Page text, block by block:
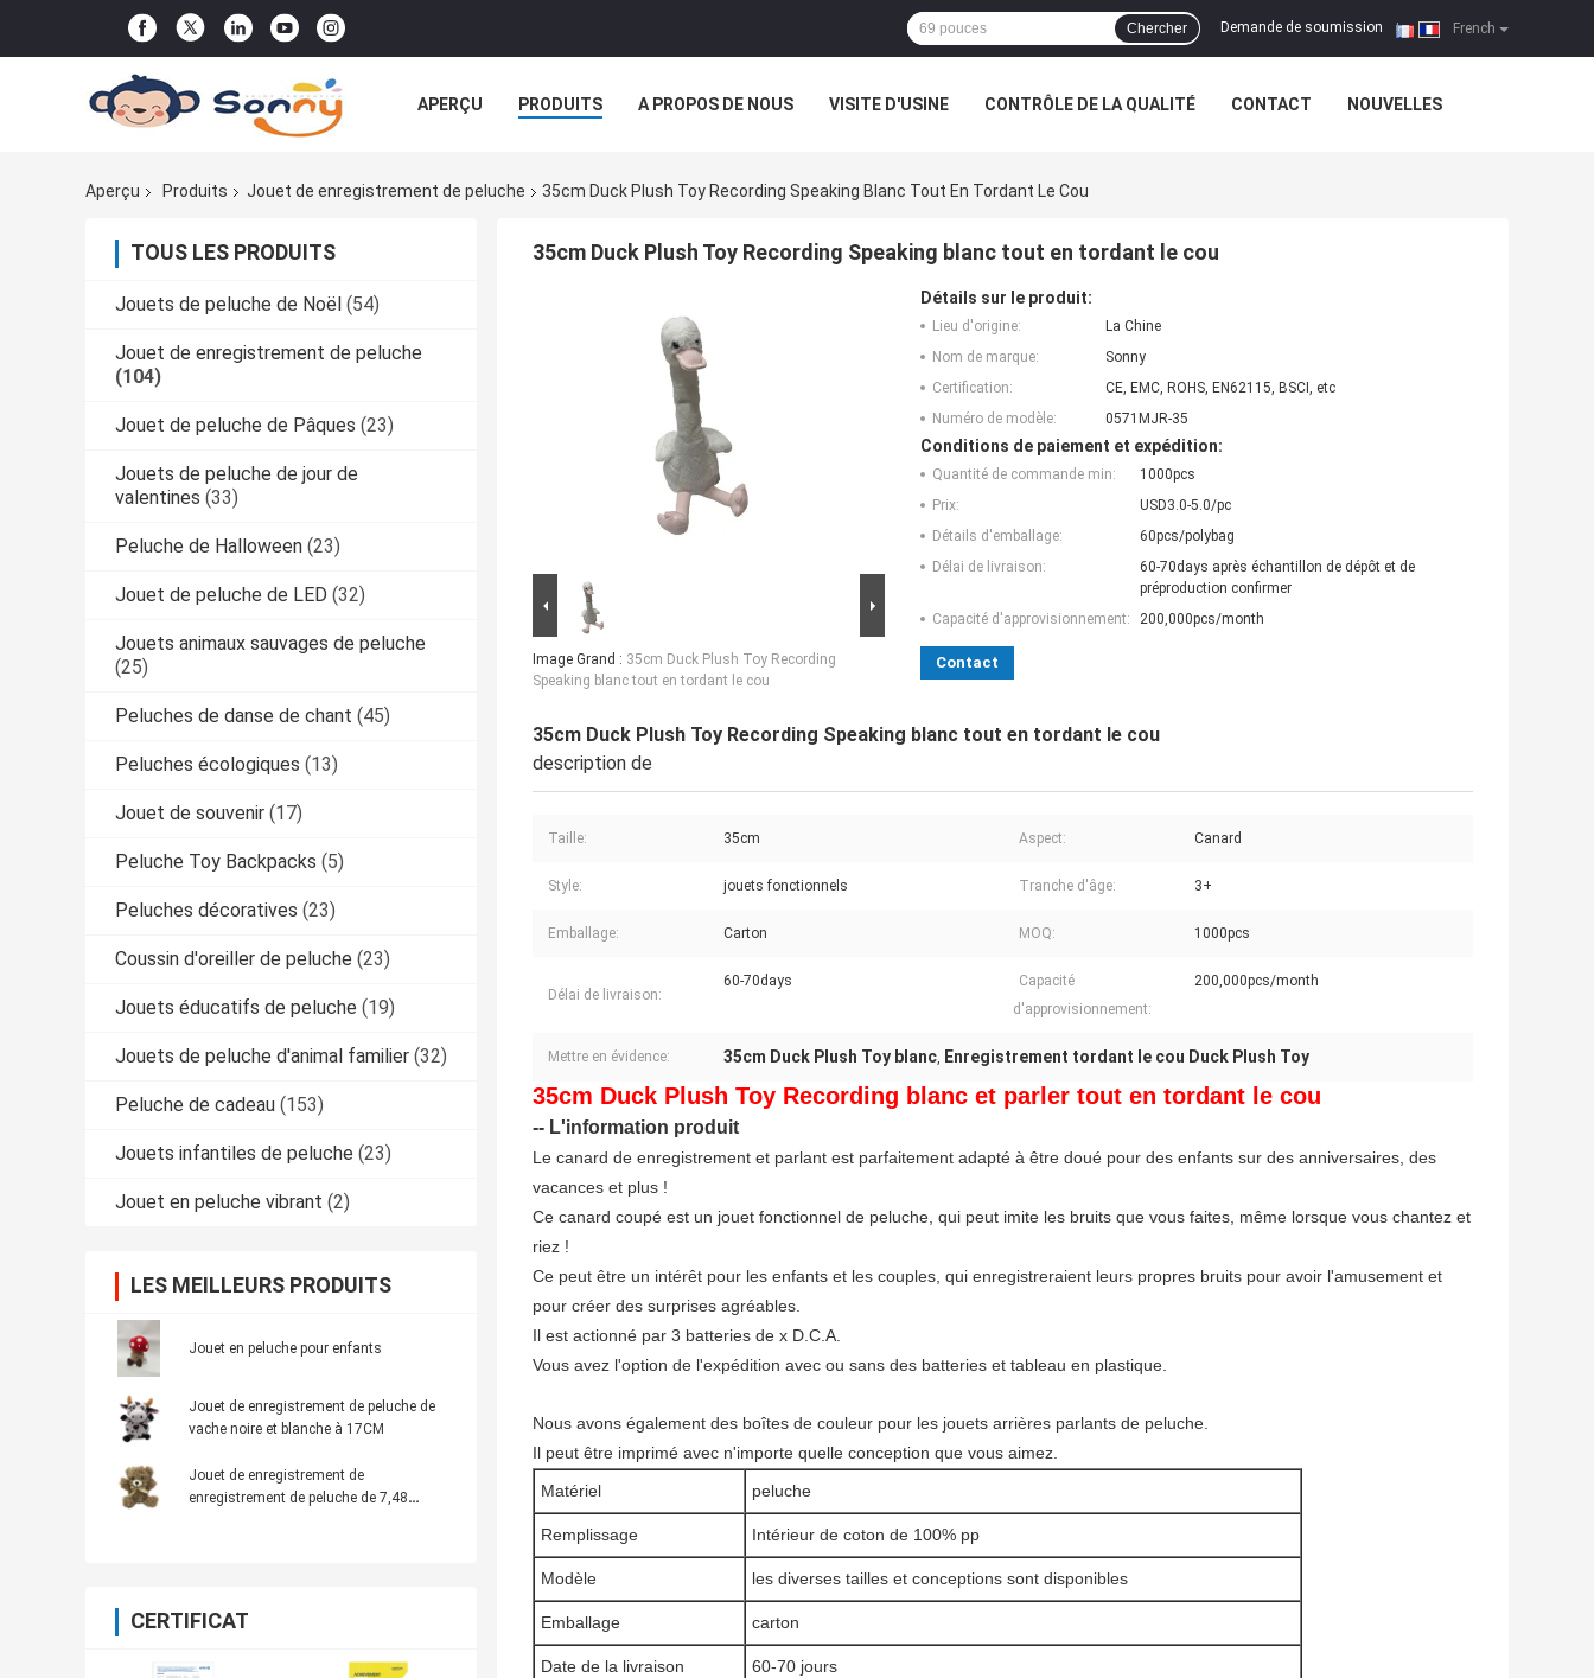
French
Demande de soumission |
Chercher
APERÇU PRODUITS A PROPOS DE NOUS VISITE D'USINE CONTRÔLE DE LA QUALITÉ CONTACT NOUVELLES
Aperçu
Produits Jouet de enregistrement de peluche 35cm Duck Plush Toy Recording Speaking Blanc Tout En Tordant Le Cou
TOUS LES PRODUITS
Jouets de peluche de Noël (54)
Jouet de enregistrement de peluche
(104)
Jouet de peluche de Pâques (23)
Jouets de peluche de jour de
valentines (33)
Peluche de Halloween (23)
Jouet de peluche de LED (32)
Jouets animaux sauvages de peluche
(25)
Peluches de danse de chant (45)
Peluches écologiques (13)
Jouet de souvenir (17)
Peluche Toy Backpacks (5)
Peluches décoratives (23)
Coussin d'oreiller de peluche (23)
Jouets éducatifs de peluche (19)
Jouets de peluche d'animal familier (32)
Peluche de cadeau (153)
Jouets infantiles de peluche (23)
Jouet en peluche vibrant (2)
LES MEILLEURS PRODUITS
Jouet en peluche pour enfants
Jouet de enregistrement de peluche de
vache noire et blanche à 17CM
Jouet de enregistrement de
enregistrement de peluche de 7,48
CERTIFICAT
35cm Duck Plush Toy Recording Speaking blanc tout en tordant le cou
Image Grand : 35cm Duck Plush Toy Recording
Speaking blanc tout en tordant le cou
Détails sur le produit:
Lieu d'origine:
La Chine
Nom de marque:
Sonny
Certification:
CE, EMC, ROHS, EN62115, BSCI, etc
Numéro de modèle:
0571MJR-35
Conditions de paiement et expédition:
Quantité de commande min:
1000pcs
Prix:
USD3.0-5.0/pc
Détails d'emballage:
60pcs/polybag
Délai de livraison:
60-70days après échantillon de dépôt et de
préproduction confirmer
Capacité d'approvisionnement:
200,000pcs/month
Contact
35cm Duck Plush Toy Recording Speaking blanc tout en tordant le cou
description de
Taille: 35cm Aspect: Canard
Style: jouets fonctionnels Tranche d'âge: 3+
Emballage: Carton MOQ: 1000pcs
Délai de livraison:
60-70days
Capacité
d'approvisionnement:
200,000pcs/month
Mettre en évidence: 35cm Duck Plush Toy blanc, Enregistrement tordant le cou Duck Plush Toy
35cm Duck Plush Toy Recording blanc et parler tout en tordant le cou
-- L'information produit
Le canard de enregistrement et parlant est parfaitement adapté à être doué pour des enfants sur des anniversaires, des
vacances et plus !
Ce canard coupé est un jouet fonctionnel de peluche, qui peut imite les bruits que vous faites, même lorsque vous chantez et
riez !
Ce peut être un intérêt pour les enfants et les couples, qui enregistreraient leurs propres bruits pour avoir l'amusement et
pour créer des surprises agréables.
Il est actionné par 3 batteries de x D.C.A.
Vous avez l'option de l'expédition avec ou sans des batteries et tableau en plastique.
Nous avons également des boîtes de couleur pour les jouets arrières parlants de peluche.
Il peut être imprimé avec n'importe quelle conception que vous aimez.
Matériel
peluche
Remplissage Intérieur de coton de 100% pp
Modèle les diverses tailles et conceptions sont disponibles
Emballage carton
Date de la livraison 60-70 jours